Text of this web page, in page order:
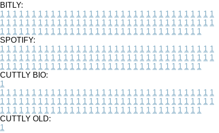
BITLY:
1 1 1 1 1 1 1 1 1 1 1 1 1 1 1 1 1 1 1 1 1 1 1 1 1 1 1 1 1 1 1 1 1 1
1 1 1 1 1 1 1 1 1 1 1 1 1 1 1 1 1 1 1 1 1 1 1 1 1 1 1 1 1 1 1 1 1 1
1 1 1 1 1 1 1 1 1 1 1 1 1 1 1 1 1 1 1 1 1 1 1 1 1 1 1 1 1 1 1 1
SPOTIFY:
1 1 1 1 1 1 1 1 1 1 1 1 1 1 1 1 1 1 1 1 1 1 1 1 1 1 1 1 1 1 1 1 1 1
1 1 1 1 1 1 1 1 1 1 1 1 1 1 1 1 1 1 1 1 1 1 1 1 1 1 1 1 1 1 1 1 1 1
1 1 1 1 1 1 1 1 1 1 1 1 1 1 1 1 1 1 1 1 1 1 1 1 1 1 1 1 1 1 1 1
CUTTLY BIO:
1
1 1 1 1 1 1 1 1 1 1 1 1 1 1 1 1 1 1 1 1 1 1 1 1 1 1 1 1 1 1 1 1 1 1
1 1 1 1 1 1 1 1 1 1 1 1 1 1 1 1 1 1 1 1 1 1 1 1 1 1 1 1 1 1 1 1 1 1
1 1 1 1 1 1 1 1 1 1 1 1 1 1 1 1 1 1 1 1 1 1 1 1 1 1 1 1 1 1 1 1
CUTTLY OLD:
1